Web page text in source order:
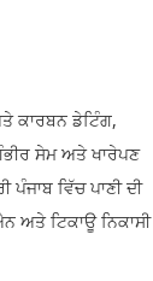
ਕਾਰਬਨ ਡੇਟਿੰਗ,
ਸੇਮ ਅਤੇ ਖਾਰੇਪਣ
ਵਿੱਚ ਪਾਣੀ ਦੀ
ਅਤੇ ਟਿਕਾਊ ਨਿਕਾਸੀ